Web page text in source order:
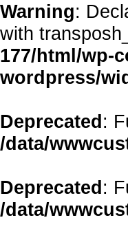
Warning:
with
177/html/wp-
wordpress/
Deprecated:
/data/
Deprecated:
/data/